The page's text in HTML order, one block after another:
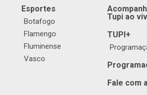
Esportes
Botafogo
Flamengo
Fluminense
Vasco
Tupi ao
TUPI+
Fale com